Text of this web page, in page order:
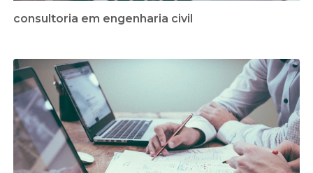
consultoria em engenharia civil